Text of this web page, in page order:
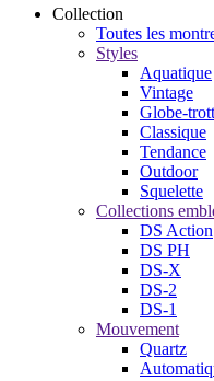
Collection
Toutes les
Styles
Aquatique
Vintage
Globe-
Classique
Tendance
Outdoor
Squelette
Collections
DS Action
DS PH
DS-X
DS-2
DS-1
Mouvement
Quartz